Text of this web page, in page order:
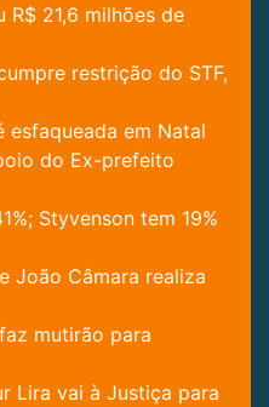
R$ 21,6 milhões de
restrição do STF,
esfaqueada em Natal
do Ex-prefeito
Styvenson tem 19%
João Câmara realiza
mutirão para
Lira vai à Justiça para